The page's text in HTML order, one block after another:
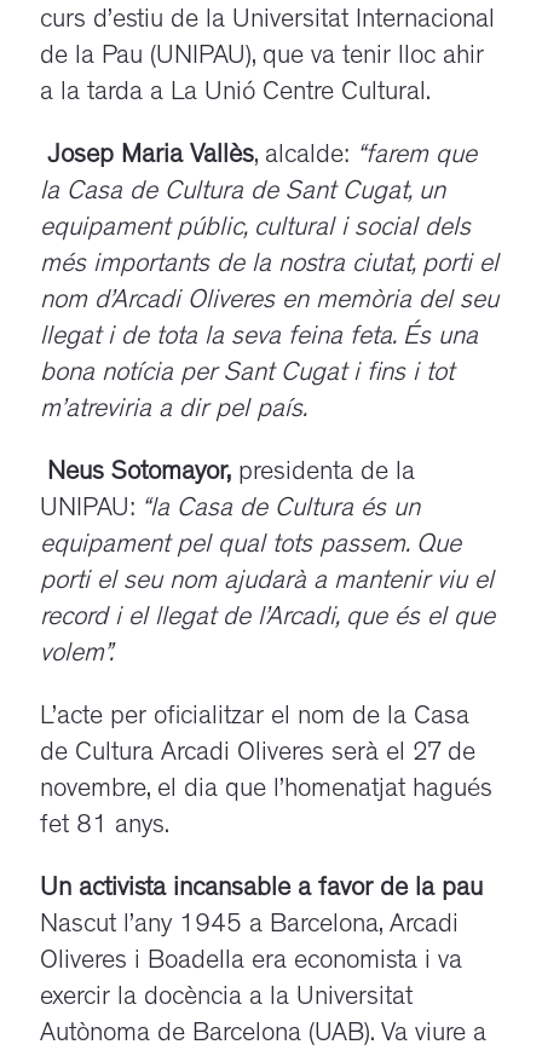
curs d’estiu de la Universitat Internacional
de la Pau (UNIPAU), que va tenir lloc ahir
a la tarda a La Unió Centre Cultural.
Josep Maria Vallès, alcalde: “farem que
la Casa de Cultura de Sant Cugat, un
equipament públic, cultural i social dels
més importants de la nostra ciutat, porti el
nom d’Arcadi Oliveres en memòria del seu
llegat i de tota la seva feina feta. És una
bona notícia per Sant Cugat i fins i tot
m’atreviria a dir pel país.
Neus Sotomayor, presidenta de la
UNIPAU: “la Casa de Cultura és un
equipament pel qual tots passem. Que
porti el seu nom ajudarà a mantenir viu el
record i el llegat de l’Arcadi, que és el que
volem”.
L’acte per oficialitzar el nom de la Casa
de Cultura Arcadi Oliveres serà el 27 de
novembre, el dia que l’homenatjat hagués
fet 81 anys.
Un activista incansable a favor de la pau
Nascut l’any 1945 a Barcelona, Arcadi
Oliveres i Boadella era economista i va
exercir la docència a la Universitat
Autònoma de Barcelona (UAB). Va viure a